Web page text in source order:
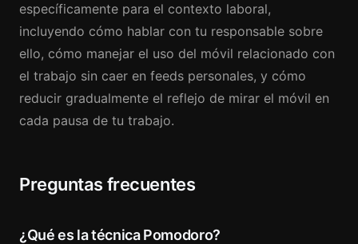
específicamente para el contexto laboral,
incluyendo cómo hablar con tu responsable sobre
ello, cómo manejar el uso del móvil relacionado con
el trabajo sin caer en feeds personales, y cómo
reducir gradualmente el reflejo de mirar el móvil en
cada pausa de tu trabajo.
Preguntas frecuentes
¿Qué es la técnica Pomodoro?